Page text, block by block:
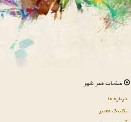
صفحات هنر شهر
درباره ما
بکلینک معتبر